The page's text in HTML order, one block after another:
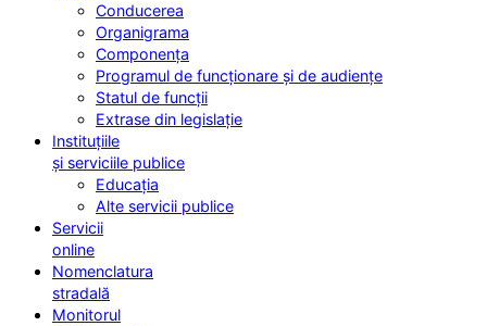
Conducerea
Organigrama
Componența
Programul de funcționare și de audiențe
Statul de funcții
Extrase din legislație
Instituțiile
și serviciile publice
Educația
Alte servicii publice
Servicii
online
Nomenclatura
stradală
Monitorul